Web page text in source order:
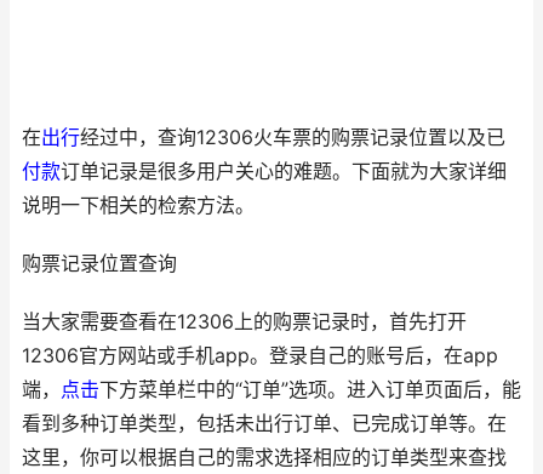
在出行经过中，查询12306火车票的购票记录位置以及已
付款订单记录是很多用户关心的难题。下面就为大家详细
说明一下相关的检索方法。
购票记录位置查询
当大家需要查看在12306上的购票记录时，首先打开
12306官方网站或手机app。登录自己的账号后，在app
端，
点击下方菜单栏中的“订单”选项。进入订单页面后，能
看到多种订单类型，包括未出行订单、已完成订单等。在
这里，你可以根据自己的需求选择相应的订单类型来查找